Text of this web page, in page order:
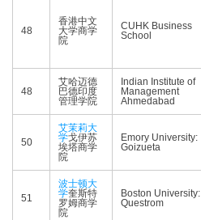
48
香港中文
大学商学
院
CUHK Business
School
48
艾哈迈德
巴德印度
管理学院
Indian Institute of
Management
Ahmedabad
50
艾茉莉大
学戈伊苏
埃塔商学
院
Emory University:
Goizueta
51
波士顿大
学奎斯特
罗姆商学
院
Boston University:
Questrom